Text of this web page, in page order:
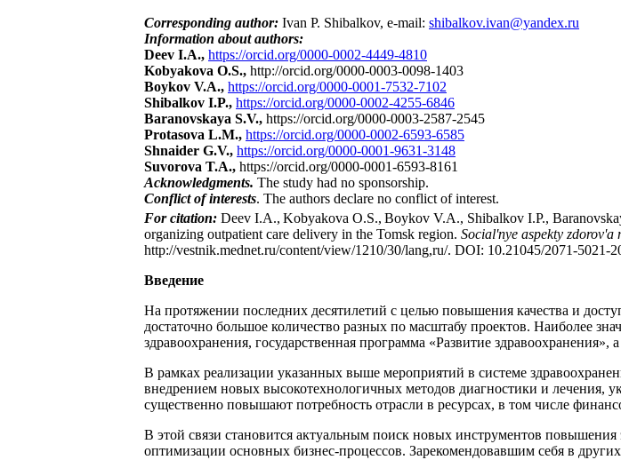
Corresponding author: Ivan P. Shibalkov, e-mail: shibalkov.ivan@yandex.ru
Information about authors:
Deev I.A., https://orcid.org/0000-0002-4449-4810
Kobyakova O.S., http://orcid.org/0000-0003-0098-1403
Boykov V.A., https://orcid.org/0000-0001-7532-7102
Shibalkov I.P., https://orcid.org/0000-0002-4255-6846
Baranovskaya S.V., https://orcid.org/0000-0003-2587-2545
Protasova L.M., https://orcid.org/0000-0002-6593-6585
Shnaider G.V., https://orcid.org/0000-0001-9631-3148
Suvorova T.A., https://orcid.org/0000-0001-6593-8161
Acknowledgments. The study had no sponsorship.
Conflict of interests. The authors declare no conflict of interest.
For citation: Deev I.A., Kobyakova O.S., Boykov V.A., Shibalkov I.P.,
organizing outpatient care delivery in the Tomsk region. Social'nye aspekty
http://vestnik.mednet.ru/content/view/1210/30/lang,ru/. DOI: 10.21045/2071-5021-
Введение
На протяжении последних десятилетий с целью повышения качества и
достаточно большое количество разных по масштабу проектов. Наиболее
здравоохранения, государственная программа «Развитие
В рамках реализации указанных выше мероприятий в системе
внедрением новых высокотехнологичных методов диагностики и лечения,
существенно повышают потребность отрасли в ресурсах, в том числе
В этой связи становится актуальным поиск новых инструментов
оптимизации основных бизнес-процессов. Зарекомендовавшим себя в